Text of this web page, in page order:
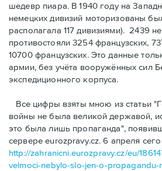
шедевр пиара. В 1940 году на
немецких дивизий моторизованы
располагала 117 дивизиями). 2439
противостояли 3254 французских,
10700 французских. Это данные
армии, без учёта вооружённых сил
экспедиционного корпуса.
Bсе цифры взяты мною из статьи
войны не была великой державой,
это была лишь пропаганда",
сервере eurozpravy.cz. 6 апреля
http://zahranicni.eurozpravy.cz/eu/
velmoci-nebylo-slo-jen-o-propagandu-